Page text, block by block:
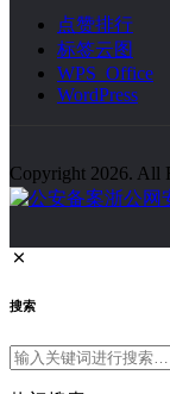
点赞排行
标签云图
WPS Office
WordPress
Copyright 2026. All
浙公网
搜索